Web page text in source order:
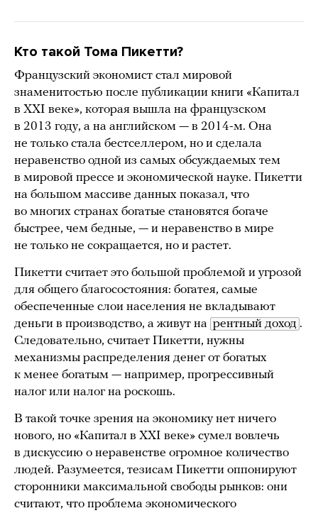
Кто такой Тома Пикетти?
Французский экономист стал мировой
знаменитостью после публикации книги «Капитал
в XXI веке», которая вышла на французском
в 2013 году, а на английском — в 2014-м. Она
не только стала бестселлером, но и сделала
неравенство одной из самых обсуждаемых тем
в мировой прессе и экономической науке. Пикетти
на большом массиве данных показал, что
во многих странах богатые становятся богаче
быстрее, чем бедные, — и неравенство в мире
не только не сокращается, но и растет.
Пикетти считает это большой проблемой и угрозой
для общего благосостояния: богатея, самые
обеспеченные слои населения не вкладывают
деньги в производство, а живут на рентный доход .
Следовательно, считает Пикетти, нужны
механизмы распределения денег от богатых
к менее богатым — например, прогрессивный
налог или налог на роскошь.
В такой точке зрения на экономику нет ничего
нового, но «Капитал в XXI веке» сумел вовлечь
в дискуссию о неравенстве огромное количество
людей. Разумеется, тезисам Пикетти оппонируют
сторонники максимальной свободы рынков: они
считают, что проблема экономического